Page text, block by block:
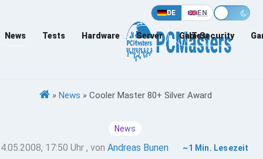
DE EN
News Tests Hardware Server Games
IT-Security
» News » Cooler Master 80+ Silver Award
News
17:50 Uhr , vonAndreas Bunen ~1 Min. Lesezeit